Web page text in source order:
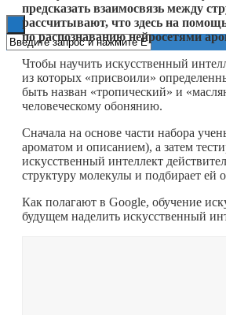
предсказать взаимосвязь между
рассчитывают, что здесь на
по распознаванию нейросетями
Чтобы научить искусственный
из которых «присвоили»
быть назван «тропический» и
человеческому обонянию.
Сначала на основе части набора
ароматом и описанием), а затем
искусственный интеллект
структуру молекулы и подбирает ей
Как полагают в Google, обучение
будущем наделить искусственный